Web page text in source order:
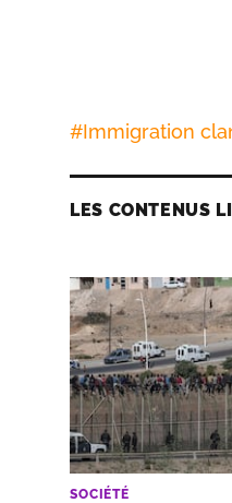
#Immigration
LES CONTENUS
SOCIÉTÉ